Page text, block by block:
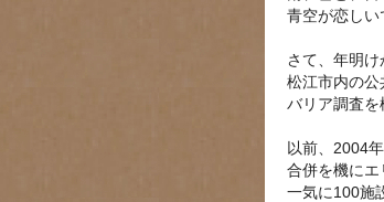
青空が恋しい
さて、年明け
松江市内の公
バリア調査を
以前、2004
合併を機にエ
一気に100施